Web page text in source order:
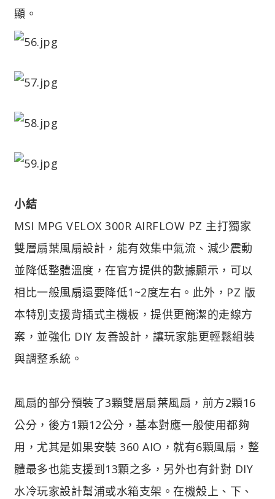
顯。
小結
MSI MPG VELOX 300R AIRFLOW PZ 主打獨家
雙層扇葉風扇設計，能有效集中氣流、減少震動
並降低整體溫度，在官方提供的數據顯示，可以
相比一般風扇還要降低1~2度左右。此外，PZ 版
本特別支援背插式主機板，提供更簡潔的走線方
案，並強化 DIY 友善設計，讓玩家能更輕鬆組裝
與調整系統。
風扇的部分預裝了3顆雙層扇葉風扇，前方2顆16
公分，後方1顆12公分，基本對應一般使用都夠
用，尤其是如果安裝 360 AIO，就有6顆風扇，整
體最多也能支援到13顆之多，另外也有針對 DIY
水冷玩家設計幫浦或水箱支架。在機殼上、下、